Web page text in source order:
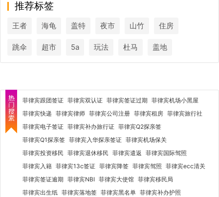
推荐标签
王者 海龟 盖特 夜市 山竹 住房
跳伞 超市 5a 玩法 杜马 盖地
菲律宾跟团签证 菲律宾双认证 菲律宾签证过期 菲律宾机场小黑屋
菲律宾快递 菲律宾律师 菲律宾公司注册 菲律宾租房 菲律宾旅行社
菲律宾电子签证 菲律宾补办旅行证 菲律宾Q2探亲签
菲律宾Q1探亲签 菲律宾入华探亲签证 菲律宾机场保关
菲律宾投资移民 菲律宾退休移民 菲律宾遣返 菲律宾国际驾照
菲律宾入籍 菲律宾13c签证 菲律宾降签 菲律宾驾照 菲律宾ecc清关
菲律宾签证逾期 菲律宾NBI 菲律宾大使馆 菲律宾移民局
菲律宾出生纸 菲律宾落地签 菲律宾黑名单 菲律宾补办护照